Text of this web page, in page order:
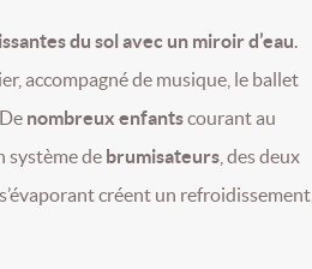
du sol avec un miroir d’eau.
accompagné de musique, le ballet
nombreux enfantscourant au
système de brumisateurs , des deux
créent un refroidissement,